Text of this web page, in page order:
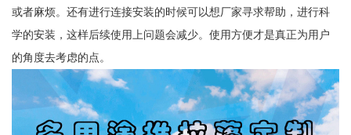
或者麻烦。还有进行连接安装的时候可以想厂家寻求帮助，进行科
学的安装，这样后续使用上问题会减少。使用方便才是真正为用户
的角度去考虑的点。